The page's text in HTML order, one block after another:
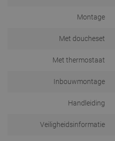
Montage
Met doucheset
Met thermostaat
Inbouwmontage
Handleiding
Veiligheidsinformatie